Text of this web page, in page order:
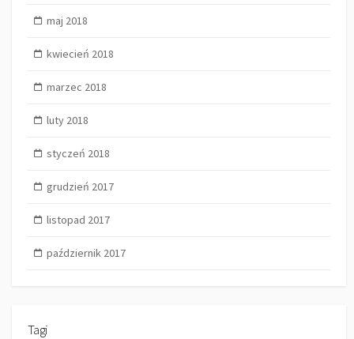
maj 2018
kwiecień 2018
marzec 2018
luty 2018
styczeń 2018
grudzień 2017
listopad 2017
październik 2017
Tagi